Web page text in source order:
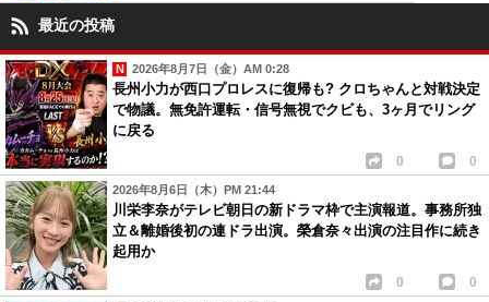
最近の投稿
2026年8月7日（金）AM 0:28
長州小力が西口プロレスに復帰も? クロちゃんと対戦決定
で物議。無免許運転・信号無視でクビも、3ヶ月でリング
に戻る
0 0
2026年8月6日（木）PM 21:44
川栄李奈がテレビ朝日の新ドラマ枠で主演報道。事務所独
立＆離婚後初の連ドラ出演。榮倉奈々出演の注目作に続き
起用か
0 0